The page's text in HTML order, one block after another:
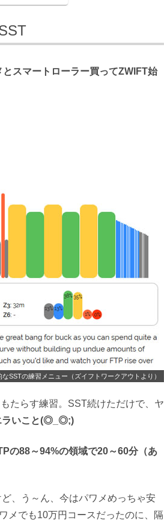
とスマートローラー買ってZWIFT始
なSSTの練習メニュー（ズイフトワークアウトより）
もたらす練習。SST続けただけで、ヤ
ラいこと(◎_◎;)
の88～94%の領域で20～60分（あ
ど、う～ん、今はパワメめっちゃ安
メでも10万円コースだったのに、隔